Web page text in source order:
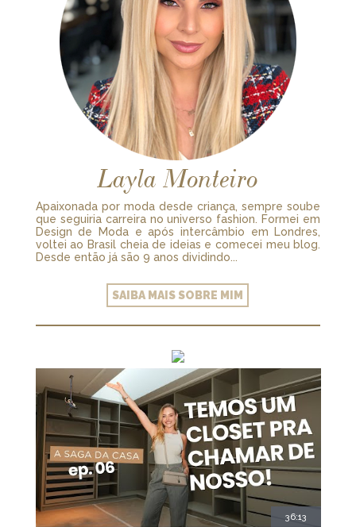
Layla Monteiro
Apaixonada por moda desde criança, sempre soube
que seguiria carreira no universo fashion. Formei em
Design de Moda e após intercâmbio em Londres,
voltei ao Brasil cheia de ideias e comecei meu blog.
Desde então já são 9 anos dividindo...
SAIBA MAIS SOBRE MIM
36:13